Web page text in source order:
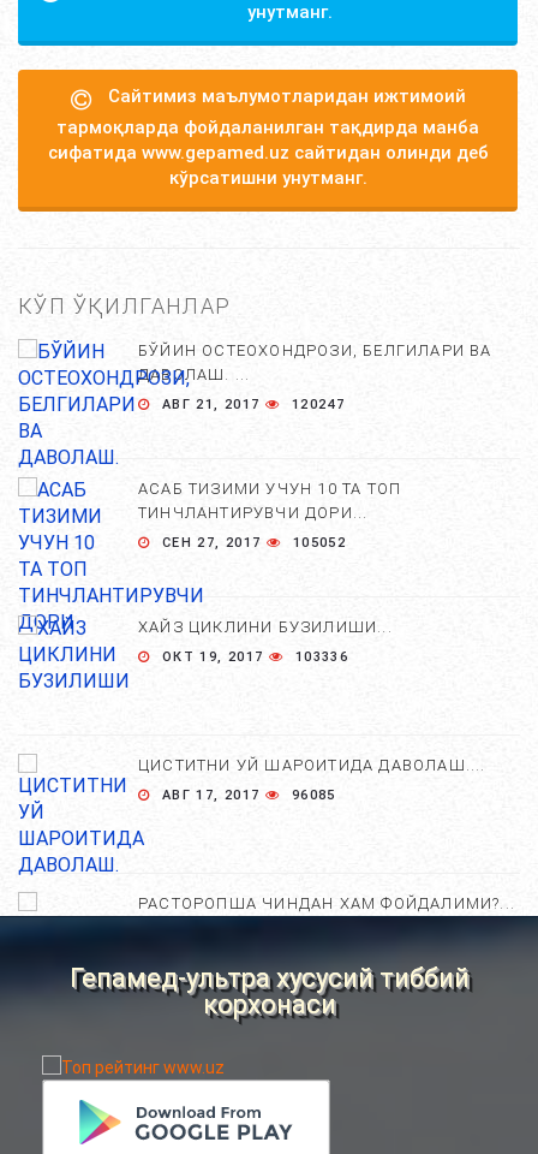
унутманг.
Сайтимиз маълумотларидан ижтимоий
тармоқларда фойдаланилган тақдирда манба
сифатида www.gepamed.uz сайтидан олинди деб
кўрсатишни унутманг.
КЎП ЎҚИЛГАНЛАР
БЎЙИН ОСТЕОХОНДРОЗИ, БЕЛГИЛАРИ ВА
ДАВОЛАШ. ...
АВГ 21, 2017 120247
АСАБ ТИЗИМИ УЧУН 10 ТА ТОП
ТИНЧЛАНТИРУВЧИ ДОРИ...
СЕН 27, 2017 105052
ХАЙЗ ЦИКЛИНИ БУЗИЛИШИ...
ОКТ 19, 2017 103336
ЦИСТИТНИ УЙ ШАРОИТИДА ДАВОЛАШ....
АВГ 17, 2017 96085
РАСТОРОПША ЧИНДАН ХАМ ФОЙДАЛИМИ?...
НОСТАНДАРТ УСУЛЛАРИ....
Гепамед-ультра хусусий тиббий
корхонаси